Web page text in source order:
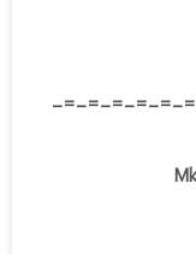
-=-=-=-=-=-